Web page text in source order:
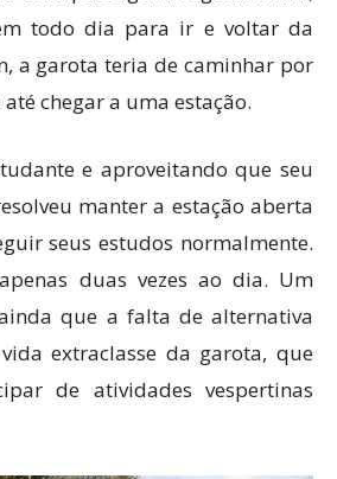
todo dia para ir e voltar da
a garota teria de caminhar por
chegar a uma estação.
e aproveitando que seu
manter a estação aberta
seus estudos normalmente.
duas vezes ao dia. Um
que a falta de alternativa
extraclasse da garota, que
de atividades vespertinas